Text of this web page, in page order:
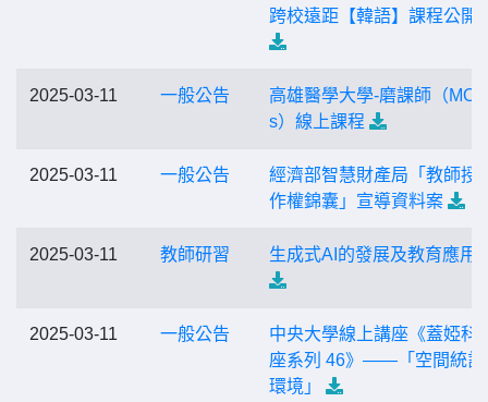
跨校遠距【韓語】課程公開
2025-03-11 一般公告
高雄醫學大學-磨課師（
s）線上課程
2025-03-11 一般公告
經濟部智慧財產局「教師授
作權錦囊」宣導資料案
2025-03-11 教師研習 生成式AI的發展及教育應用
2025-03-11 一般公告
中央大學線上講座《蓋婭科
座系列 46》——「空間統計
環境」